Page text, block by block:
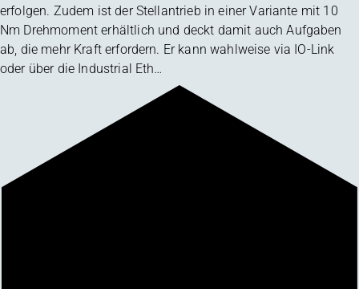
erfolgen. Zudem ist der Stellantrieb in einer Variante mit 10
Nm Drehmoment erhältlich und deckt damit auch Aufgaben
ab, die mehr Kraft erfordern. Er kann wahlweise via IO-Link
oder über die Industrial Eth…